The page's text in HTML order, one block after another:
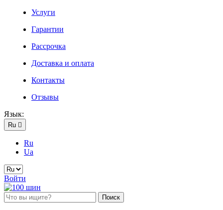
Услуги
Гарантии
Рассрочка
Доставка и оплата
Контакты
Отзывы
Язык:
Ru 
Ru
Ua
Войти
Поиск